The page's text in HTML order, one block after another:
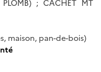
; CACHET MT
maison, pan-de-bois)